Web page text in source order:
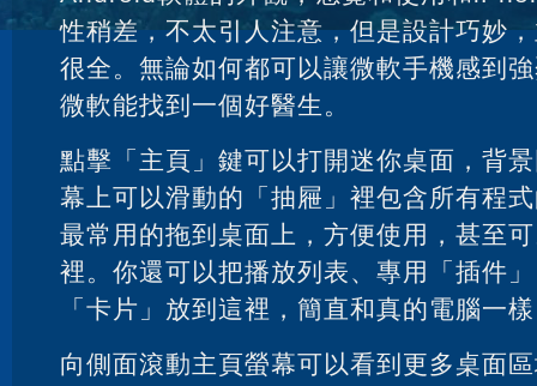
性稍差，不太引人注意，但是設計巧妙
很全。無論如何都可以讓微軟手機感到
微軟能找到一個好醫生。
點擊「主頁」鍵可以打開迷你桌面，背
幕上可以滑動的「抽屜」裡包含所有程
最常用的拖到桌面上，方便使用，甚至
裡。你還可以把播放列表、專用「插件
「卡片」放到這裡，簡直和真的電腦一
向側面滾動主頁螢幕可以看到更多桌面